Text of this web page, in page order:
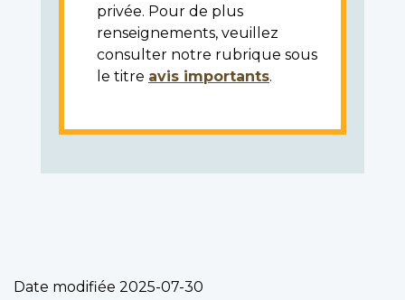
privée. Pour de plus
renseignements, veuillez
consulter notre rubrique sous
le titre avis importants.
Date modifiée 2025-07-30